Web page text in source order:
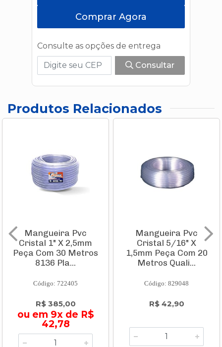
Comprar Agora
Consulte as opções de entrega
Consultar
Produtos Relacionados
Mangueira Pvc
Cristal 1" X 2,5mm
Peça Com 30 Metros
8136 Pla...
Código: 722405
R$ 385,00
ou em 9x de R$
42,78
Mangueira Pvc
Cristal 5/16" X
1,5mm Peça Com 20
Metros Quali...
Código: 829048
R$ 42,90